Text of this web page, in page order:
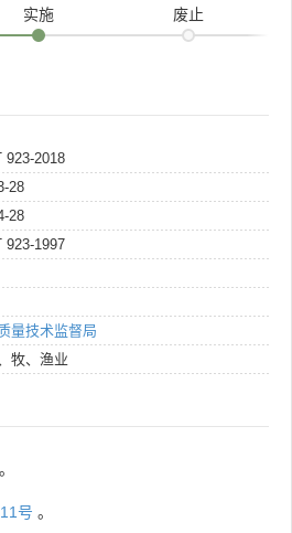
实施 废止
923-2018
28
28
923-1997
量技术监督局
牧、渔业
号 。